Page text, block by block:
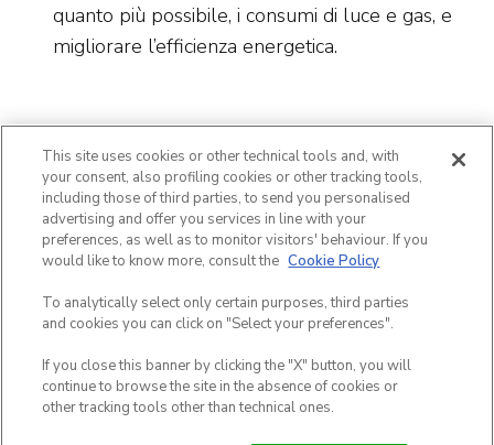
quanto più possibile, i consumi di luce e gas, e
migliorare l’efficienza energetica.
CONTATTI JOBS FAQ NEWSLETTER
SITEMAP
TERMINI E CONDIZIONI
All rights reserved. Copyright © 2021 IuMob S.r.l. - P.IVA 07048770965
This site uses cookies or other technical tools and, with
your consent, also profiling cookies or other tracking tools,
including those of third parties, to send you personalised
advertising and offer you services in line with your
preferences, as well as to monitor visitors' behaviour. If you
would like to know more, consult the Cookie Policy
To analytically select only certain purposes, third parties
and cookies you can click on "Select your preferences".
If you close this banner by clicking the "X" button, you will
continue to browse the site in the absence of cookies or
other tracking tools other than technical ones.